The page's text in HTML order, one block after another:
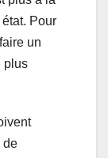
Pour
un
plus
de